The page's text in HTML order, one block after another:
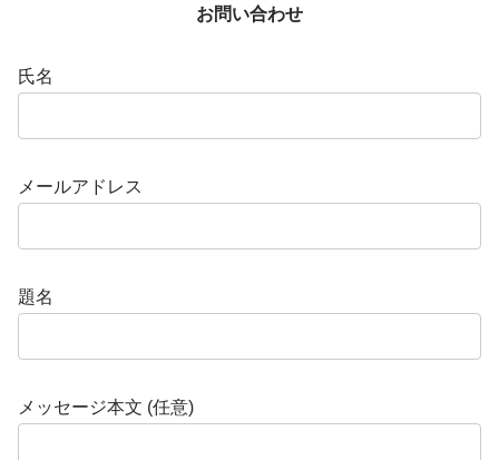
お問い合わせ
氏名
メールアドレス
題名
メッセージ本文 (任意)